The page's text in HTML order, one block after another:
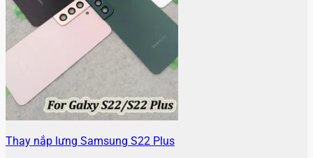
Thay nắp lưng Samsung S22 Plus